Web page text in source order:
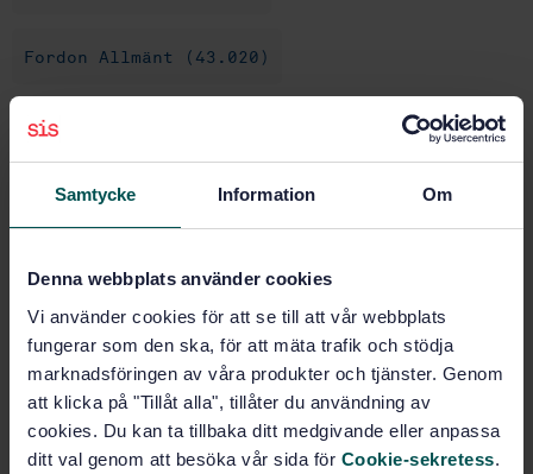
Samtycke Information Om
Denna webbplats använder cookies
Vi använder cookies för att se till att vår webbplats
fungerar som den ska, för att mäta trafik och stödja
marknadsföringen av våra produkter och tjänster. Genom
att klicka på "Tillåt alla", tillåter du användning av
cookies. Du kan ta tillbaka ditt medgivande eller anpassa
ditt val genom att besöka vår sida för Cookie-sekretess.
Fordon Allmänt (43.020)
STANDARD
Vägfordon - Fotgängarkollisioner - Provningsmetod
16850:2007/Amd 1, IDT)
Prenumerera på standarden - Läs mer
Pris:543 SEK
Lägg i varukorgen